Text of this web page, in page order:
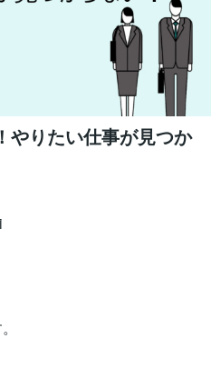
やりたい仕事が見つか